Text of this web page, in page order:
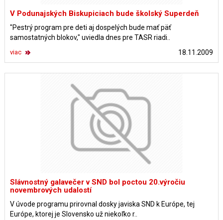
V Podunajských Biskupiciach bude školský Superdeň
"Pestrý program pre deti aj dospelých bude mať päť
samostatných blokov," uviedla dnes pre TASR riadi..
18.11.2009
viac
Slávnostný galavečer v SND bol poctou 20.výročiu
novembrových udalostí
V úvode programu prirovnal dosky javiska SND k Európe, tej
Európe, ktorej je Slovensko už niekoľko r..